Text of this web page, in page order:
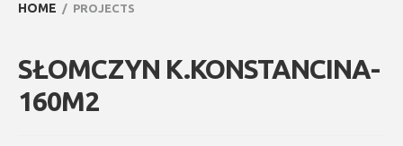
HOME PROJECTS
SŁOMCZYN K.KONSTANCINA-
160M2